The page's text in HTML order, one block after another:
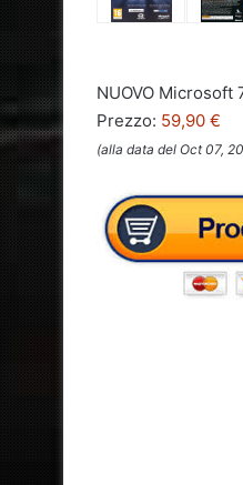
NUOVO Microsoft
Prezzo: 59,90 €
(alla data del Oct 07,